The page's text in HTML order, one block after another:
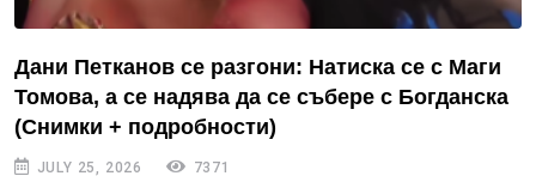
Дани Петканов се разгони: Натиска се с Маги
Томова, а се надява да се събере с Богданска
(Снимки + подробности)
JULY 25, 2026 7371